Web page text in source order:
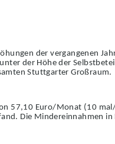
der vergangenen
der Höhe der
Stuttgarter Großraum.
57,10 Euro/Monat (10
Die Mindereinnahmen